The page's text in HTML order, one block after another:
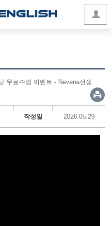
무료수업 이벤트 - Nevena선생
작성일 2026.05.29